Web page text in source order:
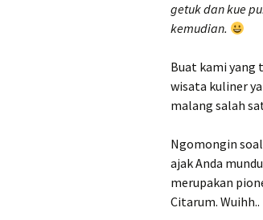
getuk dan kue
kemudian.
Buat kami yang
wisata kuliner
malang salah
Ngomongin
ajak Anda
merupakan
Citarum.